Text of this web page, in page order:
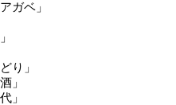
ガベ」
り」
」
」